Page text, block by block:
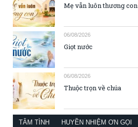
Mẹ vẫn luôn thương con
06/08/2026
Giọt nước
06/08/2026
Thuộc trọn về chúa
TÂM TÌNH HUYỀN NHIỆM ƠN GỌI